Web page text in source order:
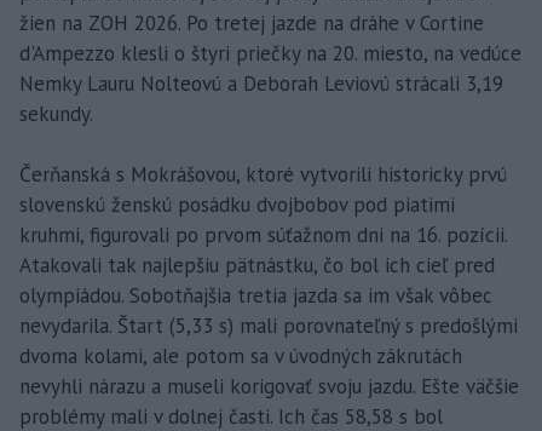
žien na ZOH 2026. Po tretej jazde na dráhe v Cortine
d'Ampezzo klesli o štyri priečky na 20. miesto, na vedúce
Nemky Lauru Nolteovú a Deborah Leviovú strácali 3,19
sekundy.
Čerňanská s Mokrášovou, ktoré vytvorili historicky prvú
slovenskú ženskú posádku dvojbobov pod piatimi
kruhmi, figurovali po prvom súťažnom dni na 16. pozícii.
Atakovali tak najlepšiu pätnástku, čo bol ich cieľ pred
olympiádou. Sobotňajšia tretia jazda sa im však vôbec
nevydarila. Štart (5,33 s) mali porovnateľný s predošlými
dvoma kolami, ale potom sa v úvodných zákrutách
nevyhli nárazu a museli korigovať svoju jazdu. Ešte väčšie
problémy mali v dolnej časti. Ich čas 58,58 s bol